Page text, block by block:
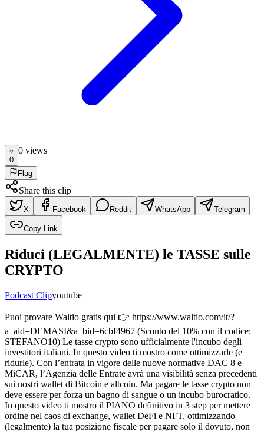
0
0 views
Flag
Share this clip
X Facebook Reddit WhatsApp Telegram
Copy Link
Riduci (LEGALMENTE) le TASSE sulle
CRYPTO
Podcast Clipyoutube
Puoi provare Waltio gratis qui 👉 https://www.waltio.com/it/?
a_aid=DEMASI&a_bid=6cbf4967 (Sconto del 10% con il codice:
STEFANO10) Le tasse crypto sono ufficialmente l'incubo degli
investitori italiani. In questo video ti mostro come ottimizzarle (e
ridurle). Con l’entrata in vigore delle nuove normative DAC 8 e
MiCAR, l’Agenzia delle Entrate avrà una visibilità senza precedenti
sui nostri wallet di Bitcoin e altcoin. Ma pagare le tasse crypto non
deve essere per forza un bagno di sangue o un incubo burocratico.
In questo video ti mostro il PIANO definitivo in 3 step per mettere
ordine nel caos di exchange, wallet DeFi e NFT, ottimizzando
(legalmente) la tua posizione fiscale per pagare solo il dovuto, non